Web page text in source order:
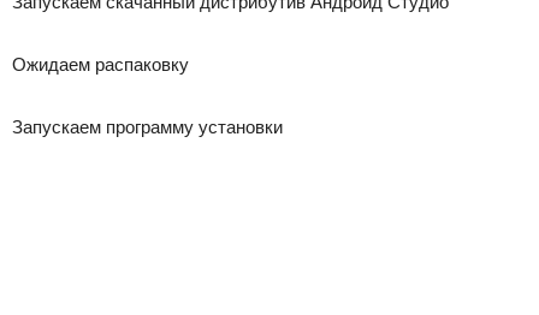
Ожидаем распаковку
Запускаем программу установки